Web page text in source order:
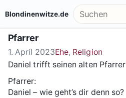
Blondinenwitze.de Suche nach:
Pfarrer
1. April 2023Ehe, Religion
Daniel trifft seinen alten Pfarrer
Pfarrer:
Daniel – wie geht’s dir denn so?